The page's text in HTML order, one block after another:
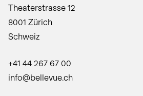
Theaterstrasse 12
8001 Zürich
Schweiz
+41 44 267 67 00
info@bellevue.ch